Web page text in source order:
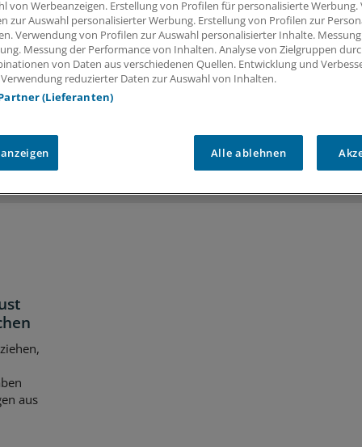
ist mit wenigen Klicks erledigt und kostenlos.
des kostenlosen Login:
Analysen, Hintergründe und Infografiken
Interviews und Praxis-Tipps
auf allemedizinischen Berichte und Kommentare
Voraussetzungen für den Zugang
aus
von Werbeanzeigen. Erstellung von Profilen für personalisierte
zur Auswahl personalisierter Werbung. Erstellung von Profilen zur
Verwendung von Profilen zur Auswahl personalisierter Inhalte.
Messung der Performance von Inhalten. Analyse von Zielgruppen
von Daten aus verschiedenen Quellen. Entwicklung und
reduzierter Daten zur Auswahl von Inhalten.
(Lieferanten)
Alle ablehnen